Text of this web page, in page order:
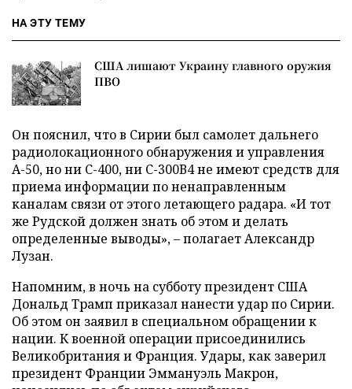
НА ЭТУ ТЕМУ
США лишают Украину главного оружия
ПВО
Он пояснил, что в Сирии был самолет дальнего
радиолокационного обнаружения и управления
А-50, но ни С-400, ни С-300В4 не имеют средств для
приема информации по ненаправленным
каналам связи от этого летающего радара. «И тот
же Рудской должен знать об этом и делать
определенные выводы», – полагает Александр
Лузан.
Напомним, в ночь на субботу президент США
Дональд Трамп приказал нанести удар по Сирии.
Об этом он заявил в специальном обращении к
нации. К военной операции присоединились
Великобритания и Франция. Удары, как заверил
президент Франции Эммануэль Макрон,